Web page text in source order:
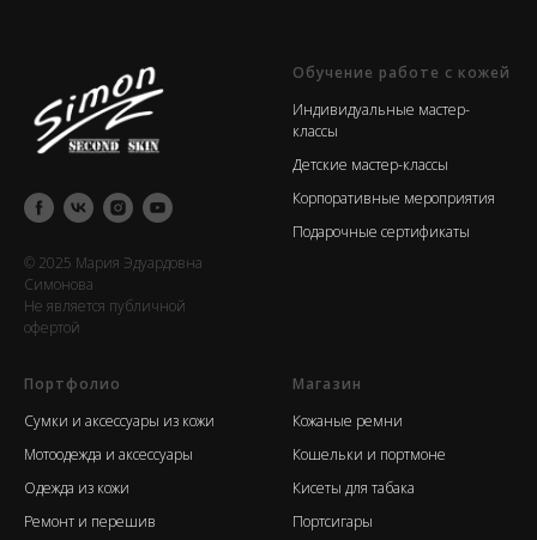
© 2025 Мария Эдуардовна
Симонова
Не является публичной
офертой
Обучение работе с кожей
Индивидуальные мастер-
классы
Детские мастер-классы
Корпоративные мероприятия
Подарочные сертификаты
Портфолио
Сумки и аксессуары из кожи
Мотоодежда и аксессуары
Одежда из кожи
Ремонт и перешив
Магазин
Кожаные ремни
Кошельки и портмоне
Кисеты для табака
Портсигары